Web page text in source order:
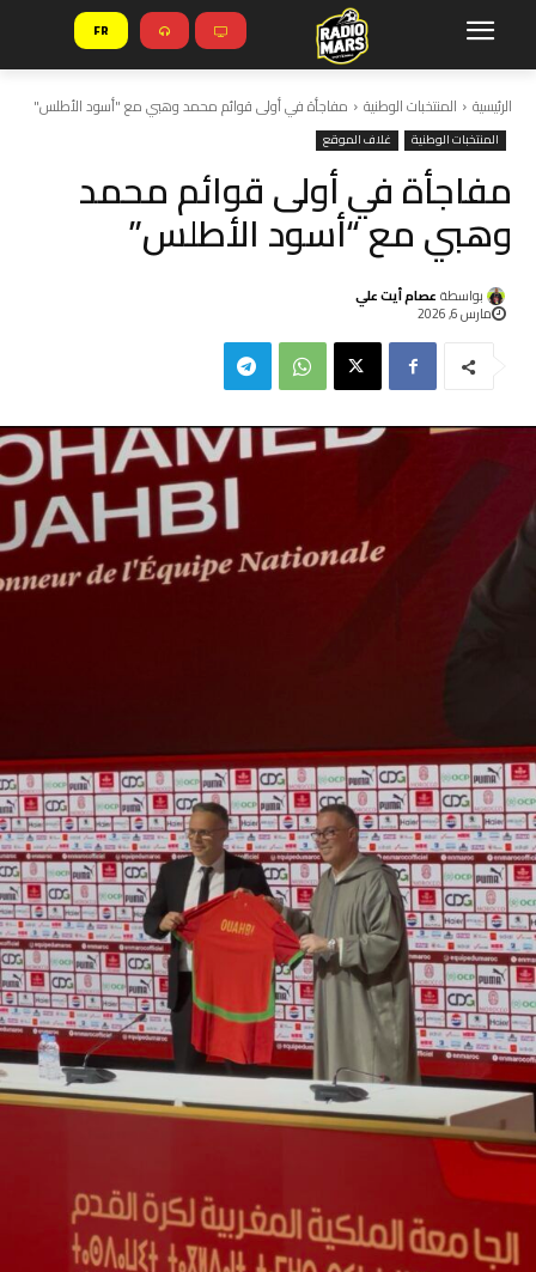
FR
الرئيسية المنتخبات الوطنية مفاجأة في أولى قوائم محمد وهبي مع "أسود الأطلس"
المنتخبات الوطنية غلاف الموقع
مفاجأة في أولى قوائم محمد
وهبي مع “أسود الأطلس”
بواسطة عصام أيت علي
مارس 6, 2026